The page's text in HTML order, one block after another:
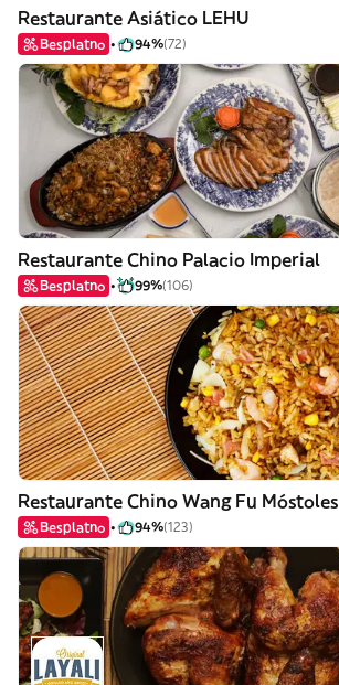
Restaurante Asiático LEHU
Besplatno 94%(72)
Restaurante Chino Palacio Imperial
Besplatno 99%(106)
Restaurante Chino Wang Fu Móstoles
Besplatno 94%(123)